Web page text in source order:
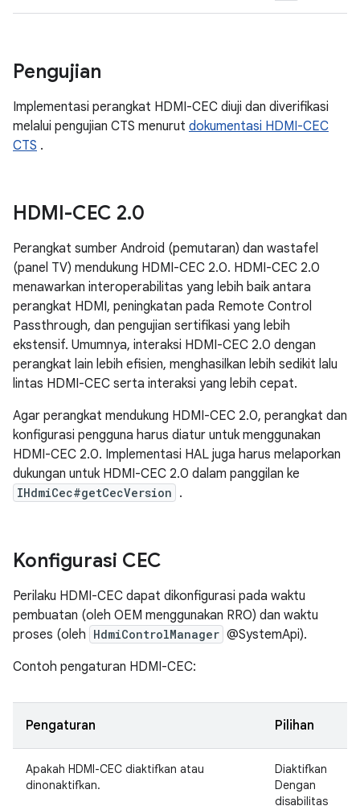
Pengujian
Implementasi perangkat HDMI-CEC diuji dan diverifikasi
melalui pengujian CTS menurut dokumentasi HDMI-CEC
CTS .
HDMI-CEC 2.0
Perangkat sumber Android (pemutaran) dan wastafel
(panel TV) mendukung HDMI-CEC 2.0. HDMI-CEC 2.0
menawarkan interoperabilitas yang lebih baik antara
perangkat HDMI, peningkatan pada Remote Control
Passthrough, dan pengujian sertifikasi yang lebih
ekstensif. Umumnya, interaksi HDMI-CEC 2.0 dengan
perangkat lain lebih efisien, menghasilkan lebih sedikit lalu
lintas HDMI-CEC serta interaksi yang lebih cepat.
Agar perangkat mendukung HDMI-CEC 2.0, perangkat dan
konfigurasi pengguna harus diatur untuk menggunakan
HDMI-CEC 2.0. Implementasi HAL juga harus melaporkan
dukungan untuk HDMI-CEC 2.0 dalam panggilan ke
IHdmiCec#getCecVersion .
Konfigurasi CEC
Perilaku HDMI-CEC dapat dikonfigurasi pada waktu
pembuatan (oleh OEM menggunakan RRO) dan waktu
proses (oleh HdmiControlManager @SystemApi).
Contoh pengaturan HDMI-CEC:
Pengaturan Pilihan
Apakah HDMI-CEC diaktifkan atau
dinonaktifkan.
Diaktifkan
Dengan
disabilitas